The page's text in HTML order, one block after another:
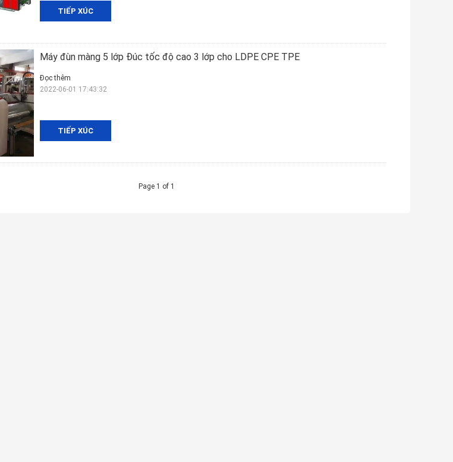
TIẾP XÚC
Máy đùn màng 5 lớp Đúc tốc độ cao 3 lớp cho LDPE CPE TPE
TIẾP XÚC
Đọc thêm
2022-06-01 17:43:32
Page 1 of 1